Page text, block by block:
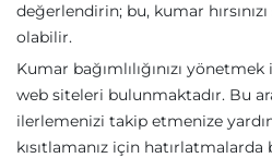
değerlendirin; bu, kumar
olabilir.
Kumar bağımlılığınızı
web siteleri bulunmaktadır. Bu
ilerlemenizi takip etmenize
kısıtlamanız için